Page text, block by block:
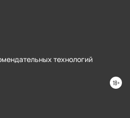
технологий